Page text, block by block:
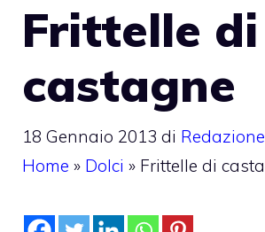
Frittelle di
castagne
18 Gennaio 2013 di Redazione
Home » Dolci » Frittelle di